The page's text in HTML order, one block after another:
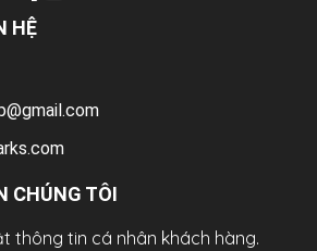
HỆ
CHÚNG TÔI
thông tin cá nhân khách hàng.